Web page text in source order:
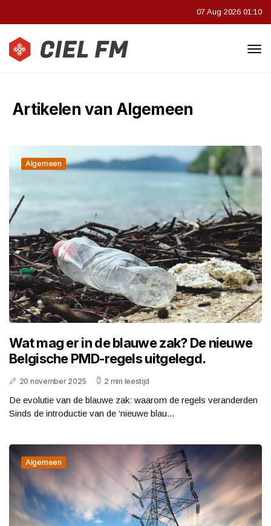
07 Aug 2026 01:10
Artikelen van Algemeen
Algemeen
Wat mag er in de blauwe zak? De nieuwe
Belgische PMD-regels uitgelegd.
20 november 2025 2 min leestijd
De evolutie van de blauwe zak: waarom de regels veranderden
Sinds de introductie van de ‘nieuwe blau...
Algemeen